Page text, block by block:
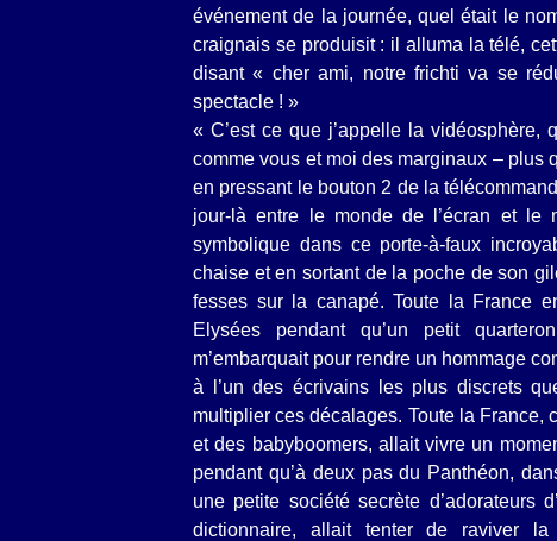
événement de la journée, quel était le
craignais se produisit : il alluma la télé,
disant « cher ami, notre frichti va se
spectacle ! »
« C’est ce que j’appelle la
comme vous et moi des marginaux – plus
en pressant le bouton 2 de la
jour-là entre le monde de l’écran et
symbolique dans ce porte-à-faux
chaise et en sortant de la poche de son
fesses sur la canapé. Toute la France
Elysées pendant qu’un petit
m’embarquait pour rendre un hommage
à l’un des écrivains les plus discrets
multiplier ces décalages. Toute la
et des babyboomers, allait vivre un
pendant qu’à deux pas du Panthéon,
une petite société secrète d’adorateurs
dictionnaire, allait tenter de raviver